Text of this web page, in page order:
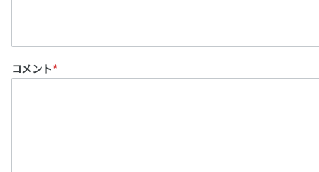
コメント*